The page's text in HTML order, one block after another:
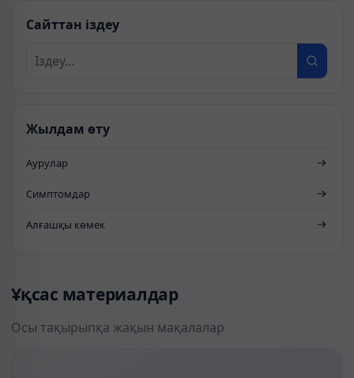
Сайттан іздеу
Жылдам өту
Аурулар
Симптомдар
Алғашқы көмек
Ұқсас материалдар
Осы тақырыпқа жақын мақалалар